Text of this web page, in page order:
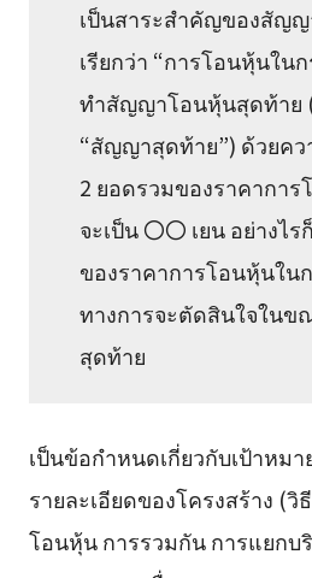
เป็นสาระสำคัญของสัญ
เรียกว่า “การโอนหุ้นใน
ทำสัญญาโอนหุ้นสุดท้าย
“สัญญาสุดท้าย”) ด้วยคว
2 ยอดรวมของราคากา
จะเป็น 〇〇 เยน อย่างไ
ของราคาการโอนหุ้นใ
ทางการจะตัดสินใจใน
สุดท้าย
เป็นข้อกำหนดเกี่ยวกับเป้าหม
รายละเอียดของโครงสร้าง (วิ
โอนหุ้น การรวมกัน การแยกบ